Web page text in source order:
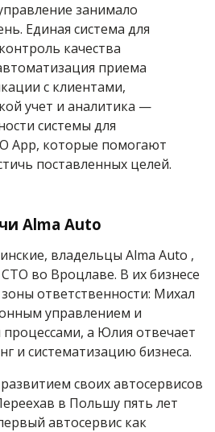
занимало
Единая система для
качества
приема
с клиентами,
учет и аналитика —
системы для
App, которые помогают
поставленных целей.
Alma Auto
владельцы Alma Auto ,
во Вроцлаве. В их бизнесе
ответственности: Михал
управлением и
а Юлия отвечает
и систематизацию бизнеса.
своих автосервисов
в Польшу пять лет
автосервис как